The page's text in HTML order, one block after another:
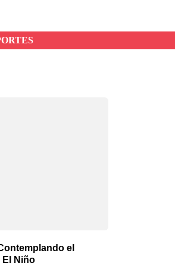
el
El Niño